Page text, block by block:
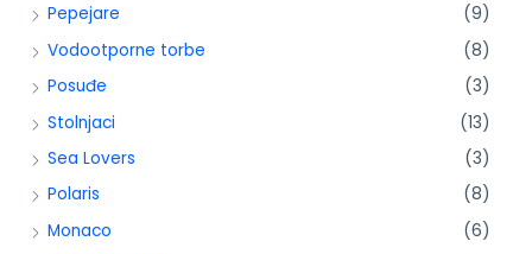
Pepejare
(9)
Vodootporne torbe
(8)
Posuđe
(3)
Stolnjaci
(13)
Sea Lovers
(3)
Polaris
(8)
Monaco
(6)